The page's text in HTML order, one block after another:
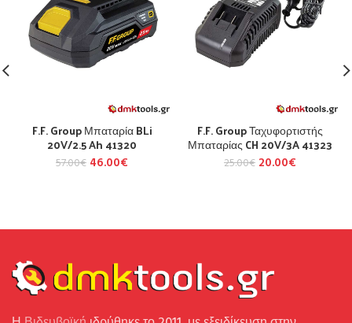
F.F. Group Μπαταρία BLi
20V/2.5 Ah 41320
57.00€ 46.00€
F.F. Group Ταχυφορτιστής
Μπαταρίας CH 20V/3A 41323
25.00€ 20.00€